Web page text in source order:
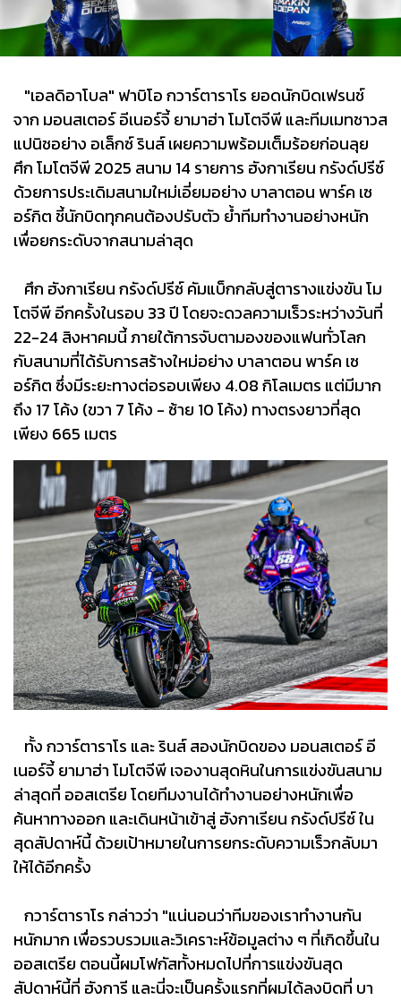
"เอลดิอาโบล" ฟาบิโอ กวาร์ตาราโร ยอดนักบิดเฟรนช์
จาก มอนสเตอร์ อีเนอร์จี้ ยามาฮ่า โมโตจีพี และทีมเมทชาวส
แปนิชอย่าง อเล็กซ์ รินส์ เผยความพร้อมเต็มร้อยก่อนลุย
ศึก โมโตจีพี 2025 สนาม 14 รายการ ฮังกาเรียน กรังด์ปรีซ์
ด้วยการประเดิมสนามใหม่เอี่ยมอย่าง บาลาตอน พาร์ค เซ
อร์กิต ชี้นักบิดทุกคนต้องปรับตัว ย้ำทีมทำงานอย่างหนัก
เพื่อยกระดับจากสนามล่าสุด
ศึก ฮังกาเรียน กรังด์ปรีซ์ คัมแบ็กกลับสู่ตารางแข่งขัน โม
โตจีพี อีกครั้งในรอบ 33 ปี โดยจะดวลความเร็วระหว่างวันที่
22-24 สิงหาคมนี้ ภายใต้การจับตามองของแฟนทั่วโลก
กับสนามที่ได้รับการสร้างใหม่อย่าง บาลาตอน พาร์ค เซ
อร์กิต ซึ่งมีระยะทางต่อรอบเพียง 4.08 กิโลเมตร แต่มีมาก
ถึง 17 โค้ง (ขวา 7 โค้ง - ซ้าย 10 โค้ง) ทางตรงยาวที่สุด
เพียง 665 เมตร
ทั้ง กวาร์ตาราโร และ รินส์ สองนักบิดของ มอนสเตอร์ อี
เนอร์จี้ ยามาฮ่า โมโตจีพี เจองานสุดหินในการแข่งขันสนาม
ล่าสุดที่ ออสเตรีย โดยทีมงานได้ทำงานอย่างหนักเพื่อ
ค้นหาทางออก และเดินหน้าเข้าสู่ ฮังกาเรียน กรังด์ปรีซ์ ใน
สุดสัปดาห์นี้ ด้วยเป้าหมายในการยกระดับความเร็วกลับมา
ให้ได้อีกครั้ง
กวาร์ตาราโร กล่าวว่า "แน่นอนว่าทีมของเราทำงานกัน
หนักมาก เพื่อรวบรวมและวิเคราะห์ข้อมูลต่าง ๆ ที่เกิดขึ้นใน
ออสเตรีย ตอนนี้ผมโฟกัสทั้งหมดไปที่การแข่งขันสุด
สัปดาห์นี้ที่ ฮังการี และนี่จะเป็นครั้งแรกที่ผมได้ลงบิดที่ บา